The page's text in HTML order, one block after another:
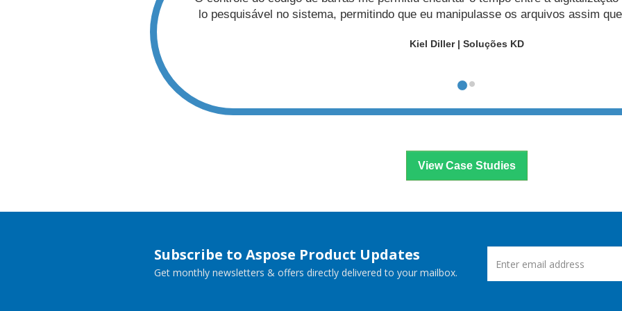
lo pesquisável no sistema, permitindo que eu manipulasse os arquivos assim que
Kiel Diller | Soluções KD
View Case Studies
Subscribe to Aspose Product Updates
Get monthly newsletters & offers directly delivered to your mailbox.